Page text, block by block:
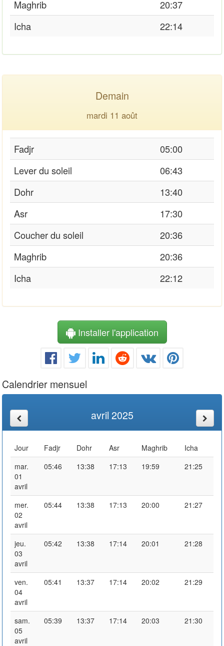
Maghrib
20:37
Icha
22:14
Demain
mardi 11 août
Fadjr
05:00
Lever du soleil
06:43
Dohr
13:40
Asr
17:30
Coucher du soleil
20:36
Maghrib
20:36
Icha
22:12
Installer l'application
Calendrier mensuel
avril 2025
Jour Fadjr Dohr Asr Maghrib
Icha
mar.
01
avril
05:46 13:38 17:13 19:59 21:25
mer.
02
avril
05:44 13:38 17:13 20:00 21:27
jeu.
03
avril
05:42 13:38 17:14 20:01 21:28
ven.
04
avril
05:41 13:37 17:14 20:02 21:29
sam.
05
avril
05:39 13:37 17:14 20:03 21:30